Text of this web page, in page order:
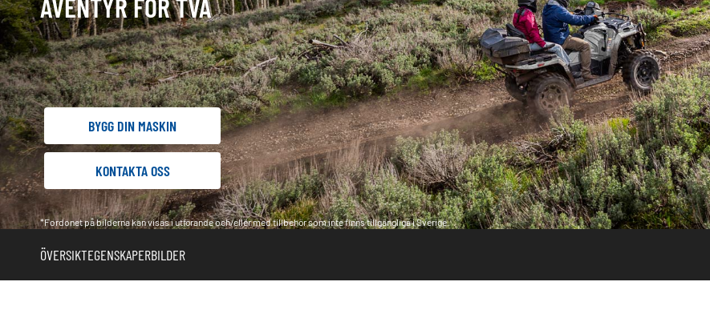
BYGG DIN MASKIN
KONTAKTA OSS
*Fordonet på bilderna kan visas i utförande och/eller med tillbehör som inte finns tillgängliga i Sverige.
ÖVERSIKTEGENSKAPERBILDER